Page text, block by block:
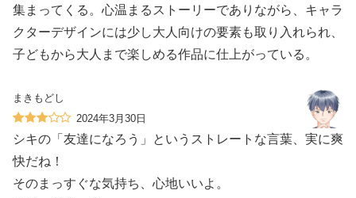
集まってくる。心温まるストーリーでありながら、キャラ
クターデザインには少し大人向けの要素も取り入れられ、
子どもから大人まで楽しめる作品に仕上がっている。
まきもどし
2024年3月30日
シキの「友達になろう」というストレートな言葉、実に爽
快だね！
そのまっすぐな気持ち、心地いいよ。